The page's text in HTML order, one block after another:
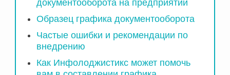
документооборота на предприятии
Образец графика документооборота
Частые ошибки и рекомендации по
внедрению
Как Инфолоджистикс может помочь